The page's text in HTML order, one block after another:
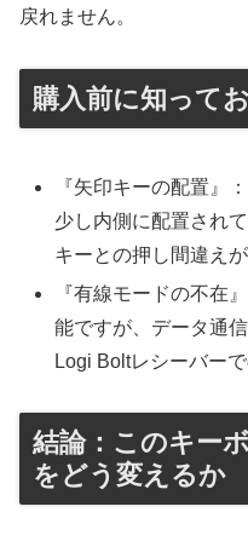
戻れません。
購入前に知って
『矢印キーの配置』
少し内側に配置され
キーとの押し間違え
『有線モードの不在
能ですが、データ通
Logi Boltレシーバー
結論：このキー
をどう変えるか